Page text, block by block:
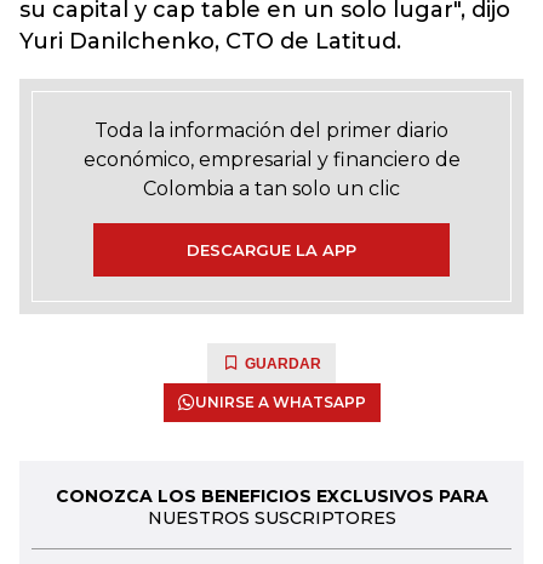
su capital y cap table en un solo lugar", dijo
Yuri Danilchenko, CTO de Latitud.
Toda la información del primer diario
económico, empresarial y financiero de
Colombia a tan solo un clic
DESCARGUE LA APP
GUARDAR
UNIRSE A WHATSAPP
CONOZCA LOS BENEFICIOS EXCLUSIVOS PARA
NUESTROS SUSCRIPTORES